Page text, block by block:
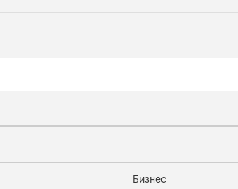
Бизнес